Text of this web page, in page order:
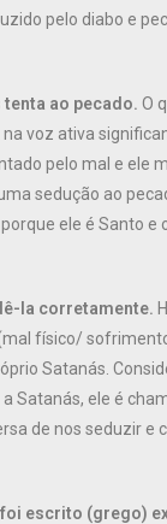
pelo diabo e
ao pecado. O
voz ativa
pelo mal e ele
sedução ao
ele é Santo e
la corretamente.
físico/
Satanás.
Satanás, ele é
de nos seduzir e
escrito (grego)